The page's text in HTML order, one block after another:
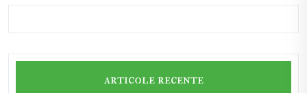
articole recente